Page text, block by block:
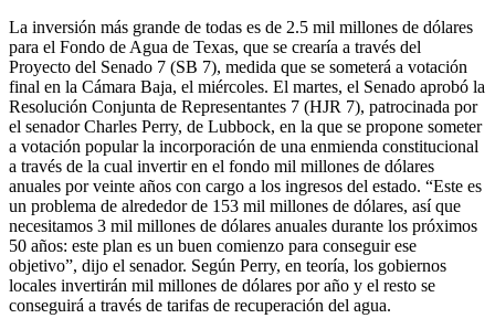
La inversión más grande de todas es de 2.5 mil millones de dólares
para el Fondo de Agua de Texas, que se crearía a través del
Proyecto del Senado 7 (SB 7), medida que se someterá a votación
final en la Cámara Baja, el miércoles. El martes, el Senado aprobó la
Resolución Conjunta de Representantes 7 (HJR 7), patrocinada por
el senador Charles Perry, de Lubbock, en la que se propone someter
a votación popular la incorporación de una enmienda constitucional
a través de la cual invertir en el fondo mil millones de dólares
anuales por veinte años con cargo a los ingresos del estado. “Este es
un problema de alrededor de 153 mil millones de dólares, así que
necesitamos 3 mil millones de dólares anuales durante los próximos
50 años: este plan es un buen comienzo para conseguir ese
objetivo”, dijo el senador. Según Perry, en teoría, los gobiernos
locales invertirán mil millones de dólares por año y el resto se
conseguirá a través de tarifas de recuperación del agua.